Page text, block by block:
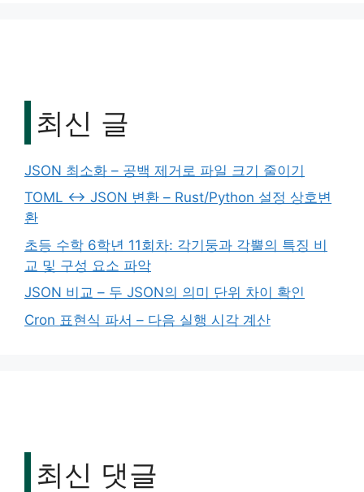
최신 글
JSON 최소화 – 공백 제거로 파일 크기 줄이기
TOML ↔ JSON 변환 – Rust/Python 설정 상호변
환
초등 수학 6학년 11회차: 각기둥과 각뿔의 특징 비
교 및 구성 요소 파악
JSON 비교 – 두 JSON의 의미 단위 차이 확인
Cron 표현식 파서 – 다음 실행 시각 계산
최신 댓글